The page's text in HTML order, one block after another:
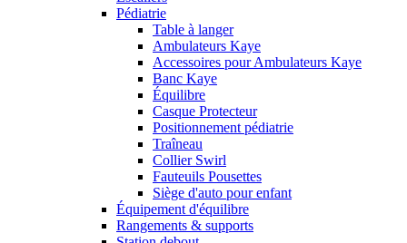
Pédiatrie
Table à langer
Ambulateurs Kaye
Accessoires pour Ambulateurs Kaye
Banc Kaye
Équilibre
Casque Protecteur
Positionnement pédiatrie
Traîneau
Collier Swirl
Fauteuils Pousettes
Siège d'auto pour enfant
Équipement d'équilibre
Rangements & supports